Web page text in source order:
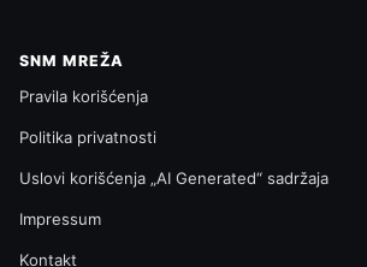
SNM MREŽA
Pravila korišćenja
Politika privatnosti
Uslovi korišćenja „AI Generated“ sadržaja
Impressum
Kontakt